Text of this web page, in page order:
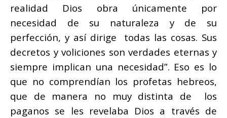
realidad Dios obra únicamente por
necesidad de su naturaleza y de su
perfección, y así dirige todas las cosas. Sus
decretos y voliciones son verdades eternas y
siempre implican una necesidad”. Eso es lo
que no comprendían los profetas hebreos,
que de manera no muy distinta de los
paganos se les revelaba Dios a través de